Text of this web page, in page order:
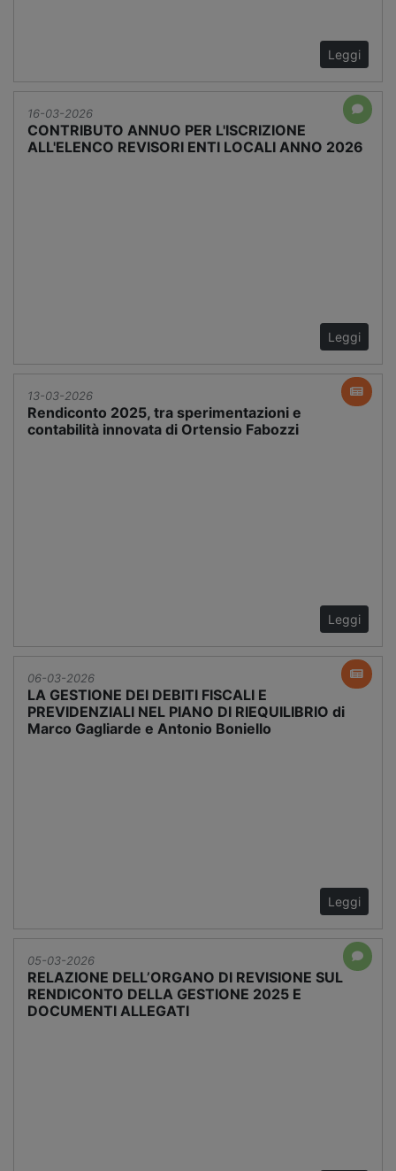
Leggi
16-03-2026
CONTRIBUTO ANNUO PER L'ISCRIZIONE
ALL'ELENCO REVISORI ENTI LOCALI ANNO 2026
Leggi
13-03-2026
Rendiconto 2025, tra sperimentazioni e
contabilità innovata di Ortensio Fabozzi
Leggi
06-03-2026
LA GESTIONE DEI DEBITI FISCALI E
PREVIDENZIALI NEL PIANO DI RIEQUILIBRIO di
Marco Gagliarde e Antonio Boniello
Leggi
05-03-2026
RELAZIONE DELL’ORGANO DI REVISIONE SUL
RENDICONTO DELLA GESTIONE 2025 E
DOCUMENTI ALLEGATI